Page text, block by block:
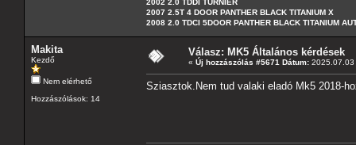
2002 2.0 TDDI TURNIER
2007 2.5T 4 DOOR PANTHER BLACK TITANIUM X
2008 2.0 TDCI 5DOOR PANTHER BLACK TITANIUM
Makita
Kezdő
Nem elérhető
Hozzászólások: 14
Válasz: MK5 Általános kérdések
« Új hozzászólás #5671 Dátum: 2025.07.03
Sziasztok.Nem tud valaki eladó Mk5 2018-